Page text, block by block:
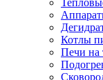
Котлы
Печи на